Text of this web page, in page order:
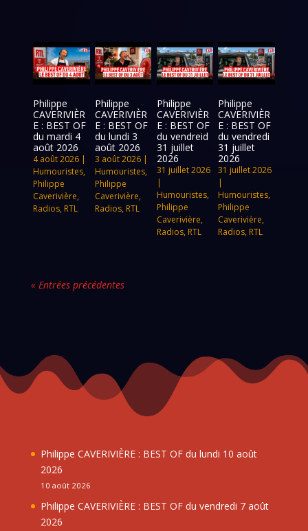
Philippe
CAVERIVIÈR
E : BEST OF
du mardi 4
août 2026
4 août 2026 |
Humouristes,
Philippe
Caverivière,
Radios, RTL
Philippe
CAVERIVIÈR
E : BEST OF
du lundi 3
août 2026
3 août 2026|
Humouristes,
Philippe
Caverivière,
Radios, RTL
Philippe
CAVERIVIÈR
E : BEST OF
du vendreid
31 juillet
2026
31 juillet 2026
|
Humouristes,
Philippe
Caverivière,
Radios, RTL
Philippe
CAVERIVIÈR
E : BEST OF
du vendredi
31 juillet
2026
31 juillet 2026
|
Humouristes,
Philippe
Caverivière,
Radios, RTL
« Entrées précédentes
Philippe CAVERIVIÈRE : BEST OF du lundi 10 août
2026
10 août 2026
Philippe CAVERIVIÈRE : BEST OF du vendredi 7 août
2026